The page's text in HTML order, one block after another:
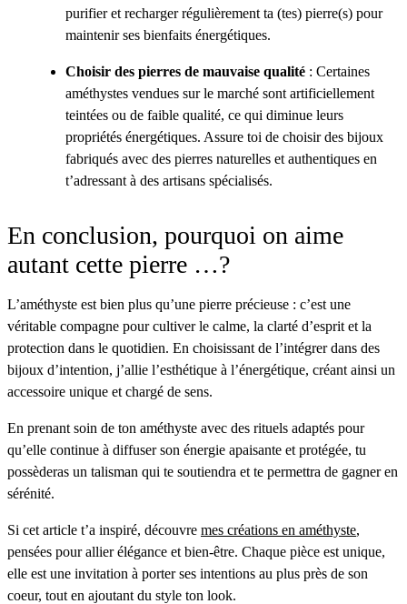
purifier et recharger régulièrement ta (tes) pierre(s) pour
maintenir ses bienfaits énergétiques.
Choisir des pierres de mauvaise qualité : Certaines
améthystes vendues sur le marché sont artificiellement
teintées ou de faible qualité, ce qui diminue leurs
propriétés énergétiques. Assure toi de choisir des bijoux
fabriqués avec des pierres naturelles et authentiques en
t’adressant à des artisans spécialisés.
En conclusion, pourquoi on aime
autant cette pierre …?
L’améthyste est bien plus qu’une pierre précieuse : c’est une
véritable compagne pour cultiver le calme, la clarté d’esprit et la
protection dans le quotidien. En choisissant de l’intégrer dans des
bijoux d’intention, j’allie l’esthétique à l’énergétique, créant ainsi un
accessoire unique et chargé de sens.
En prenant soin de ton améthyste avec des rituels adaptés pour
qu’elle continue à diffuser son énergie apaisante et protégée, tu
possèderas un talisman qui te soutiendra et te permettra de gagner en
sérénité.
Si cet article t’a inspiré, découvre mes créations en améthyste,
pensées pour allier élégance et bien-être. Chaque pièce est unique,
elle est une invitation à porter ses intentions au plus près de son
coeur, tout en ajoutant du style ton look.